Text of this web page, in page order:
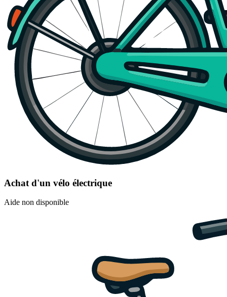
Achat d'un vélo électrique
Aide non disponible